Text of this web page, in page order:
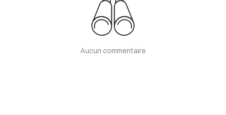
Aucun commentaire